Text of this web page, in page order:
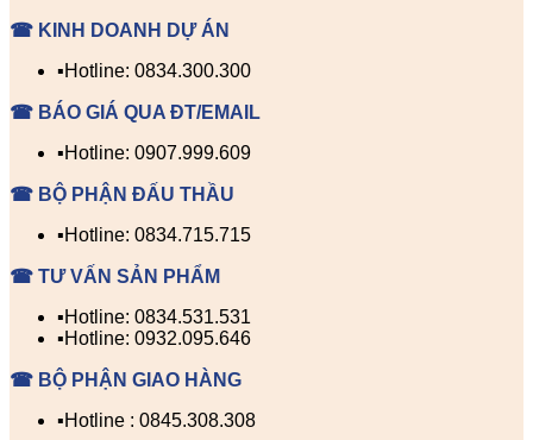
☎ KINH DOANH DỰ ÁN
▪️Hotline: 0834.300.300
☎ BÁO GIÁ QUA ĐT/EMAIL
▪️Hotline: 0907.999.609
☎ BỘ PHẬN ĐẤU THẦU
▪️Hotline: 0834.715.715
☎ TƯ VẤN SẢN PHẨM
▪️Hotline: 0834.531.531
▪️Hotline: 0932.095.646
☎ BỘ PHẬN GIAO HÀNG
▪️Hotline : 0845.308.308